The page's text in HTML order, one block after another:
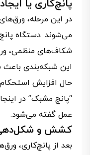
پانچ‌کاری یا
در این مرحله،
می‌شوند. دستگاه
شکاف‌های منظمی،
این شبکه‌بندی
حال افزایش
“پانچ مشبک” در
عمل گفته می‌شود.
کشش و
بعد از پانچ‌کاری،